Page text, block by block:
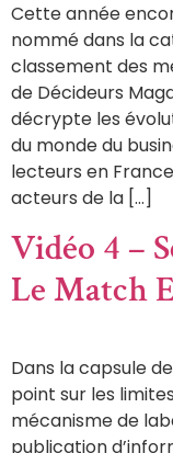
Cette année
nommé dans la
classement des
de Décideurs
décrypte les
du monde du
lecteurs en
acteurs de la […]
Vidéo 4 –
Le Match
Dans la capsule
point sur les limites
mécanisme de
publication